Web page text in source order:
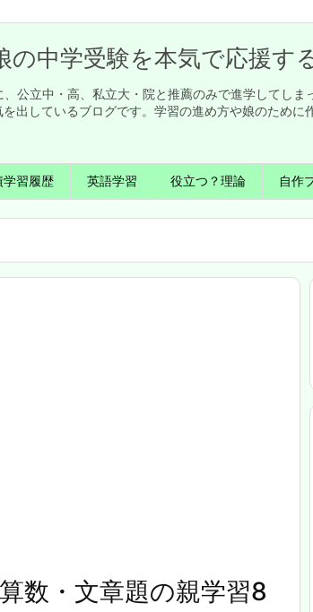
の中学受験を本気で応援す
公立中・高、私立大・院と推薦のみで進学してし
出しているブログです。学習の進め方や娘のために
学習履歴 英語学習 役立つ？理論 自作
数・文章題の親学習8